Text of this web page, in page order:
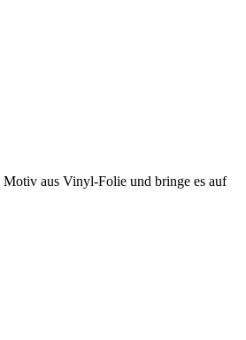
Motiv aus Vinyl-Folie und bringe es auf